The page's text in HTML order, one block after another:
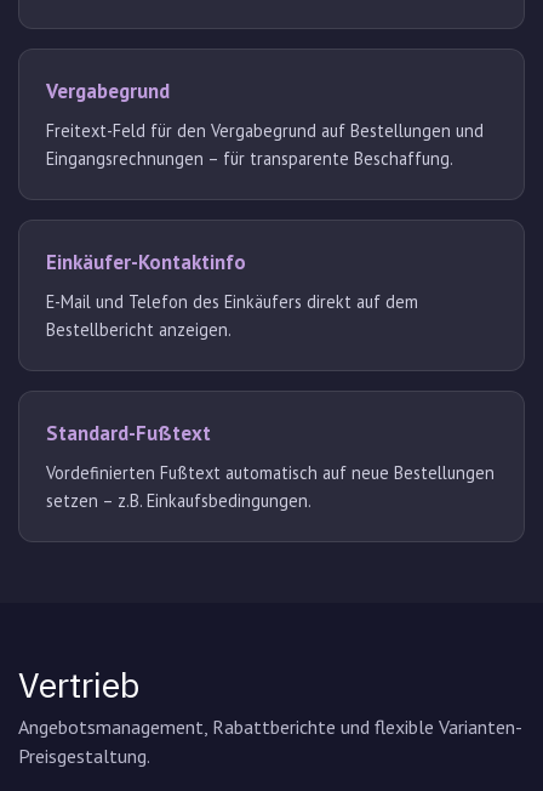
Vergabegrund
Freitext-Feld für den Vergabegrund auf Bestellungen und
Eingangsrechnungen – für transparente Beschaffung.
Einkäufer-Kontaktinfo
E-Mail und Telefon des Einkäufers direkt auf dem
Bestellbericht anzeigen.
Standard-Fußtext
Vordefinierten Fußtext automatisch auf neue Bestellungen
setzen – z.B. Einkaufsbedingungen.
Vertrieb
Angebotsmanagement, Rabattberichte und flexible Varianten-
Preisgestaltung.